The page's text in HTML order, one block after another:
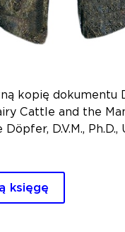
kopię
Cattle and the
D.V.M.,
księgę